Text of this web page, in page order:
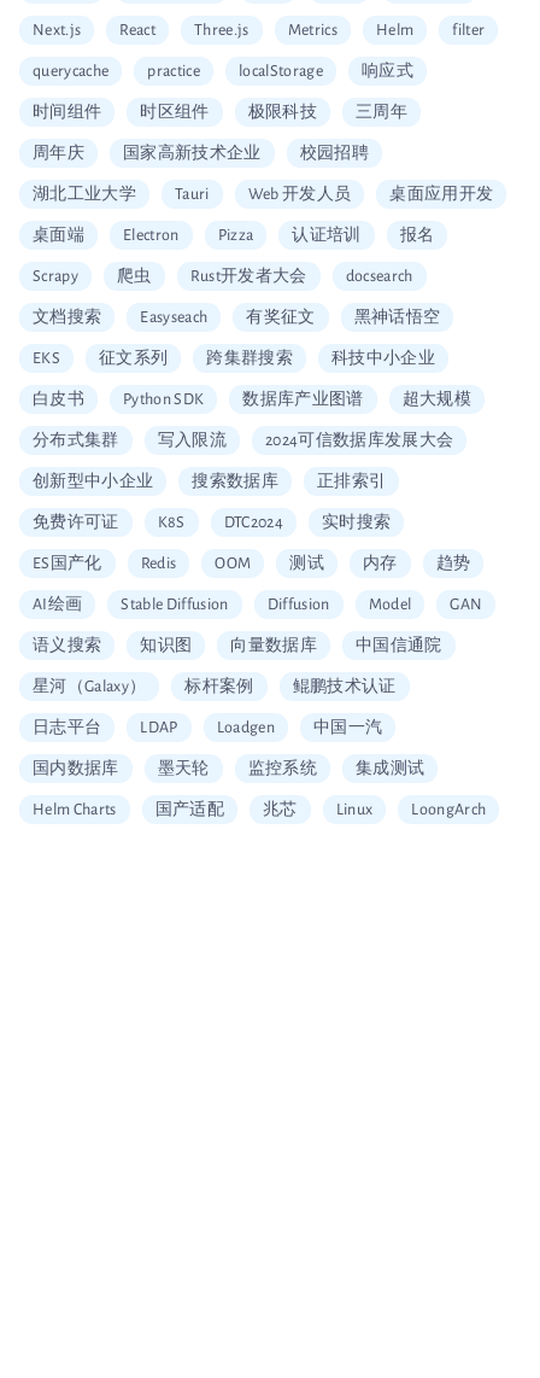
Next.js React Three.js Metrics Helm filter
querycache practice localStorage 响应式
时间组件 时区组件 极限科技 三周年
周年庆 国家高新技术企业 校园招聘
湖北工业大学 Tauri Web 开发人员 桌面应用开发
桌面端 Electron Pizza 认证培训 报名
Scrapy 爬虫 Rust开发者大会 docsearch
文档搜索 Easyseach 有奖征文 黑神话悟空
EKS 征文系列 跨集群搜索 科技中小企业
白皮书 Python SDK 数据库产业图谱 超大规模
分布式集群 写入限流 2024可信数据库发展大会
创新型中小企业 搜索数据库 正排索引
免费许可证 K8S DTC2024 实时搜索
ES国产化 Redis OOM 测试 内存 趋势
AI绘画 Stable Diffusion Diffusion Model GAN
语义搜索 知识图 向量数据库 中国信通院
星河（Galaxy） 标杆案例 鲲鹏技术认证
日志平台 LDAP Loadgen 中国一汽
国内数据库 墨天轮 监控系统 集成测试
Helm Charts 国产适配 兆芯 Linux LoongArch